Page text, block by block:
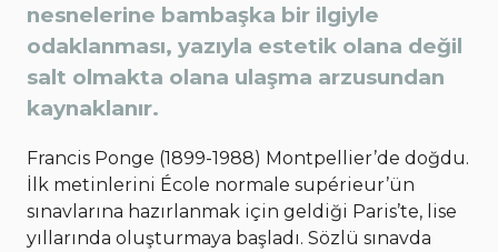
nesnelerine bambaşka bir ilgiyle
odaklanması, yazıyla estetik olana değil
salt olmakta olana ulaşma arzusundan
kaynaklanır.
Francis Ponge (1899-1988) Montpellier’de doğdu.
İlk metinlerini École normale supérieur’ün
sınavlarına hazırlanmak için geldiği Paris’te, lise
yıllarında oluşturmaya başladı. Sözlü sınavda